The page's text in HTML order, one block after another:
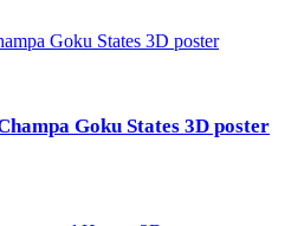
Goku States 3D poster